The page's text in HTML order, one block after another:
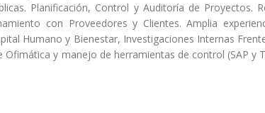
Planificación, Control y Auditoría de Proyectos.
con Proveedores y Clientes. Amplia
Humano y Bienestar, Investigaciones Internas
y manejo de herramientas de control (SAP y